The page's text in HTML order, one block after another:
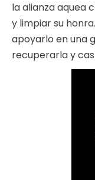
la alianza aquea
y limpiar su
apoyarlo en una
recuperarla y